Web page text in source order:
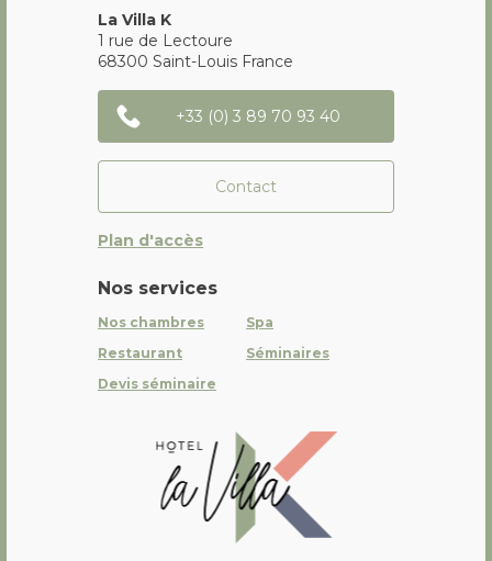
La Villa K
1 rue de Lectoure
68300 Saint-Louis France
+33 (0) 3 89 70 93 40
Contact
Plan d'accès
Nos services
Nos chambres
Spa
Restaurant
Séminaires
Devis séminaire
La Villa K Hôtel Spa Restaurant